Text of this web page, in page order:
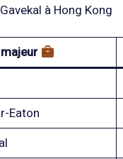
à Hong Kong
Eaton